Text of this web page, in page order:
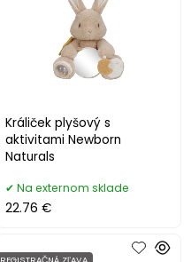
Králiček plyšový s
aktivitami Newborn
Naturals
Na externom sklade
22.76 €